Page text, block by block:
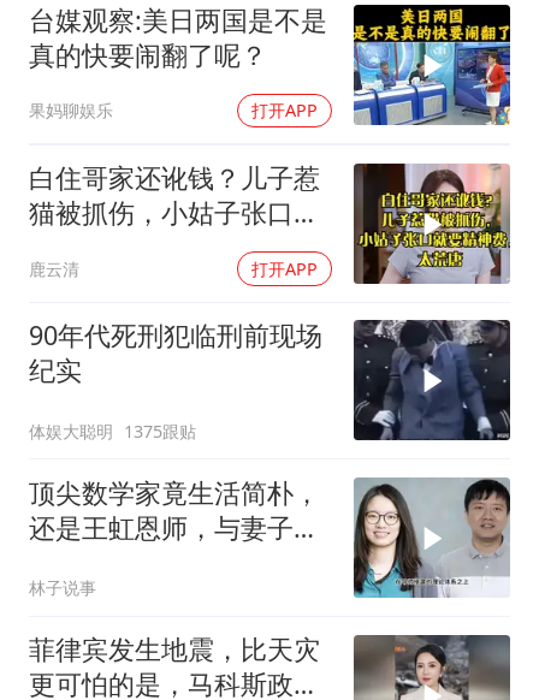
台媒观察:美日两国是不是
真的快要闹翻了呢？
果妈聊娱乐 打开APP
白住哥家还讹钱？儿子惹
猫被抓伤，小姑子张口就
鹿云清 打开APP
90年代死刑犯临刑前现场
纪实
体娱大聪明 1375跟贴
顶尖数学家竟生活简朴，
还是王虹恩师，与妻子合
林子说事
菲律宾发生地震，比天灾
更可怕的是，马科斯政府